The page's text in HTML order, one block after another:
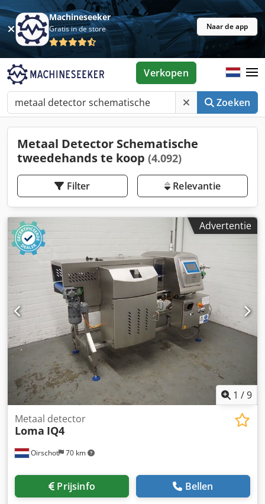
Machineseeker
Gratis in de store Naar de app
Zoeken
Verkopen
Metaal Detector Schematische
tweedehands te koop (4.092)
Filter Relevantie
Advertentie
1 /9
Oirschot 70 km
Metaal detector
Loma IQ4
Prijsinfo Bellen